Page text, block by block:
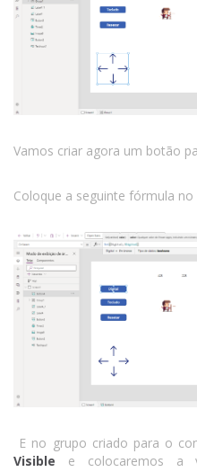
Vamos criar agora um botão
Coloque a seguinte fórmula no
E no grupo criado para o
Visible e colocaremos a